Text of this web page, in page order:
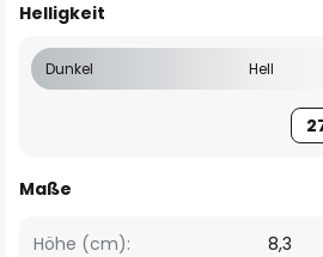
Helligkeit
Dunkel Hell
Maße
Höhe (cm):
8,3